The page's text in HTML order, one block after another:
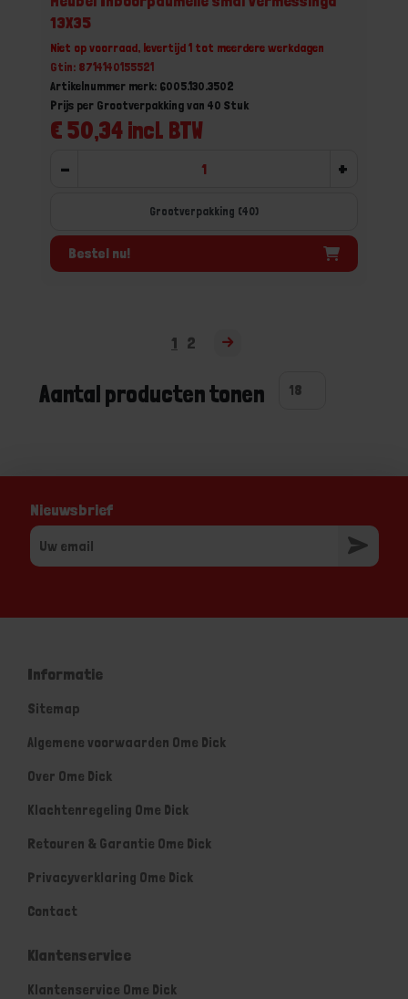
13X35
Niet op voorraad, levertijd 1 tot meerdere werkdagen
Gtin: 8714140155521
Artikelnummer merk: 6005.130.3502
€ 50,34 incl. BTW
Prijs per Grootverpakking van 40 Stuk
- +
Grootverpakking (40)
Bestel nu!
1 2
Aantal producten tonen
Nieuwsbrief
Informatie
Sitemap
Algemene voorwaarden Ome Dick
Over Ome Dick
Klachtenregeling Ome Dick
Retouren & Garantie Ome Dick
Privacyverklaring Ome Dick
Contact
Klantenservice
Klantenservice Ome Dick